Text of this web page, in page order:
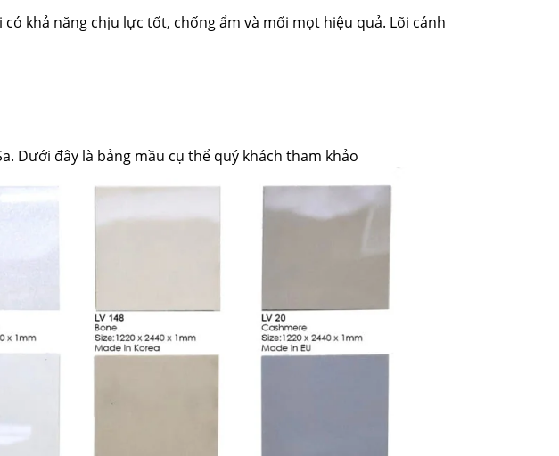
có khả năng chịu lực tốt, chống ẩm và mối mọt hiệu quả. Lõi cánh
Dưới đây là bảng mầu cụ thể quý khách tham khảo